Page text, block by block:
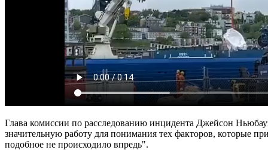
Глава комиссии по расследованию инцидента Джейсон
значительную работу для понимания тех факторов, которые
подобное не происходило впредь".